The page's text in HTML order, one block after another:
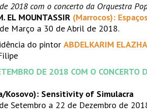
2018 com o concerto da Orquestra
EL MOUNTASSIR (Marrocos):
Março a 30 de Abril de 2018.
do pintor ABDELKARIM
DE 2018 COM O CONCERTO
Kosovo): Sensitivity of Simulacra
Setembro a 22 de Dezembro de